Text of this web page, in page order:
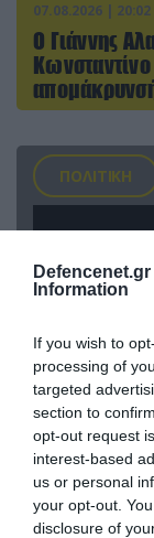
Defencenet.gr
Information
If you wish to
processing of
targeted
section to
opt-out request
interest-based
us or personal
your opt-out.
disclosure of
07.08.2026 | 20:02
Ο Γιάννης
ΠΟΛΙΤΙΚΗ
08.08.2026 | 09:02
«Η απόλυτη
του Αρκά